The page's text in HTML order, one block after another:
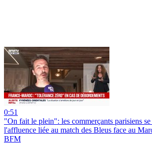
0:51
"On fait le plein": les commerçants parisiens
l'affluence liée au match des Bleus face au
BFM